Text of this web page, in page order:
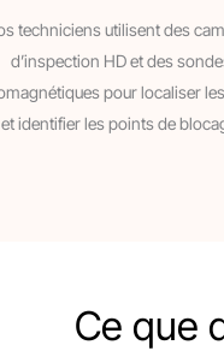
techniciens utilisent des
d’inspection HD et des
pour localiser
et identifier les points de
Ce que